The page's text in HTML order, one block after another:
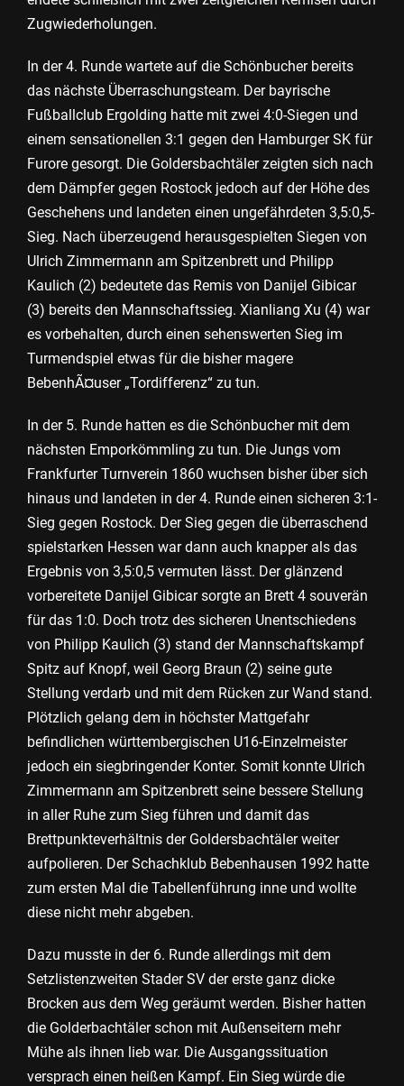
Zugwiederholungen.
In der 4. Runde wartete auf die Schönbucher bereits
das nächste Überraschungsteam. Der bayrische
Fußballclub Ergolding hatte mit zwei 4:0-Siegen und
einem sensationellen 3:1 gegen den Hamburger SK für
Furore gesorgt. Die Goldersbachtäler zeigten sich nach
dem Dämpfer gegen Rostock jedoch auf der Höhe des
Geschehens und landeten einen ungefährdeten 3,5:0,5-
Sieg. Nach überzeugend herausgespielten Siegen von
Ulrich Zimmermann am Spitzenbrett und Philipp
Kaulich (2) bedeutete das Remis von Danijel Gibicar
(3) bereits den Mannschaftssieg. Xianliang Xu (4) war
es vorbehalten, durch einen sehenswerten Sieg im
Turmendspiel etwas für die bisher magere
BebenhÃ¤user „Tordifferenz“ zu tun.
In der 5. Runde hatten es die Schönbucher mit dem
nächsten Emporkömmling zu tun. Die Jungs vom
Frankfurter Turnverein 1860 wuchsen bisher über sich
hinaus und landeten in der 4. Runde einen sicheren 3:1-
Sieg gegen Rostock. Der Sieg gegen die überraschend
spielstarken Hessen war dann auch knapper als das
Ergebnis von 3,5:0,5 vermuten lässt. Der glänzend
vorbereitete Danijel Gibicar sorgte an Brett 4 souverän
für das 1:0. Doch trotz des sicheren Unentschiedens
von Philipp Kaulich (3) stand der Mannschaftskampf
Spitz auf Knopf, weil Georg Braun (2) seine gute
Stellung verdarb und mit dem Rücken zur Wand stand.
Plötzlich gelang dem in höchster Mattgefahr
befindlichen württembergischen U16-Einzelmeister
jedoch ein siegbringender Konter. Somit konnte Ulrich
Zimmermann am Spitzenbrett seine bessere Stellung
in aller Ruhe zum Sieg führen und damit das
Brettpunkteverhältnis der Goldersbachtäler weiter
aufpolieren. Der Schachklub Bebenhausen 1992 hatte
zum ersten Mal die Tabellenführung inne und wollte
diese nicht mehr abgeben.
Dazu musste in der 6. Runde allerdings mit dem
Setzlistenzweiten Stader SV der erste ganz dicke
Brocken aus dem Weg geräumt werden. Bisher hatten
die Golderbachtäler schon mit Außenseitern mehr
Mühe als ihnen lieb war. Die Ausgangssituation
versprach einen heißen Kampf. Ein Sieg würde die